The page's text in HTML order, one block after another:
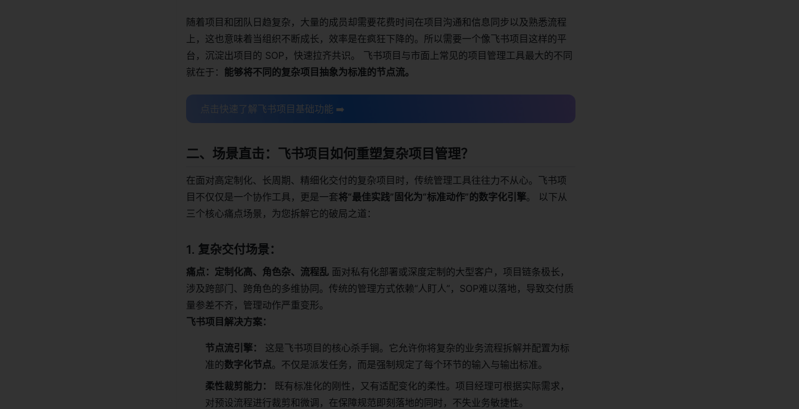
随着项目和团队日趋复杂，大量的成员却需要花费时间在项目沟通和信息同步以及熟悉流程
上，这也意味着当组织不断成长，效率是在疯狂下降的。所以需要一个像飞书项目这样的平
台，沉淀出项目的 SOP，快速拉齐共识。 飞书项目与市面上常见的项目管理工具最大的不同
就在于： 能够将不同的复杂项目抽象为标准的节点流。
点击快速了解飞书项目基础功能 ➡️
二、场景直击：飞书项目如何重塑复杂项目管理？
在面对高定制化、长周期、精细化交付的复杂项目时，传统管理工具往往力不从心。飞书项
目不仅仅是一个协作工具，更是一套将“最佳实践”固化为“标准动作”的数字化引擎。 以下从
三个核心痛点场景，为您拆解它的破局之道：
1. 复杂交付场景：
痛点：定制化高、角色杂、流程乱 面对私有化部署或深度定制的大型客户，项目链条极长，
涉及跨部门、跨角色的多维协同。传统的管理方式依赖“人盯人”，SOP难以落地，导致交付质
量参差不齐，管理动作严重变形。
飞书项目解决方案：
节点流引擎：
这是飞书项目的核心杀手锏。它允许你将复杂的业务流程拆解并配置为标
准的数字化节点。不仅是派发任务，而是强制规定了每个环节的输入与输出标准。
柔性裁剪能力：
既有标准化的刚性，又有适配变化的柔性。项目经理可根据实际需求，
对预设流程进行裁剪和微调，在保障规范即刻落地的同时，不失业务敏捷性。